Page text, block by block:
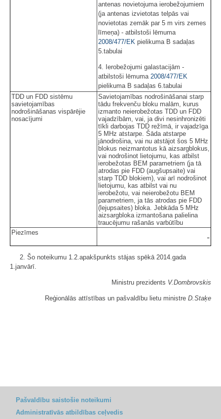
antenas novietojuma ierobežojumiem
(ja antenas izvietotas telpās vai
novietotas zemāk par 5 m virs zemes
līmeņa) - atbilstoši lēmuma
2008/477/EK pielikuma B sadaļas
5.tabulai
4. Ierobežojumi galastacijām -
atbilstoši lēmuma 2008/477/EK
pielikuma B sadaļas 6.tabulai
TDD un FDD sistēmu
savietojamības
nodrošināšanas vispārējie
nosacījumi
Savietojamības nodrošināšanai starp
tādu frekvenču bloku malām, kurus
izmanto neierobežotas TDD un FDD
vajadzībām, vai, ja divi nesinhronizēti
tīkli darbojas TDD režīmā, ir vajadzīga
5 MHz atstarpe. Šāda atstarpe
jānodrošina, vai nu atstājot šos 5 MHz
blokus neizmantotus kā aizsargblokus,
vai nodrošinot lietojumu, kas atbilst
ierobežotas BEM parametriem (ja tā
atrodas pie FDD (augšupsaite) vai
starp TDD blokiem), vai arī nodrošinot
lietojumu, kas atbilst vai nu
ierobežotu, vai neierobežotu BEM
parametriem, ja tās atrodas pie FDD
(lejupsaites) bloka. Jebkāda 5 MHz
aizsargbloka izmantošana palielina
traucējumu rašanās varbūtību
Piezīmes
"
2. Šo noteikumu 1.2.apakšpunkts stājas spēkā 2014.gada
1.janvārī.
Ministru prezidents V.Dombrovskis
Reģionālās attīstības un pašvaldību lietu ministre D.Staķe
Pašvaldību saistošie noteikumi
Administratīvās atbildības ceļvedis